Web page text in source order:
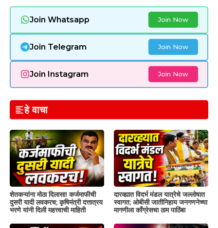
Join Whatsapp Join Now
Join Telegram Join Now
Join Instagram Join Now
हे वाचा
शेतकऱ्यांना मोठा दिलासा! कर्जमाफीची
दुसरी यादी लवकरच; कृषिमंत्री दत्तात्रय
भरणे यांनी दिली महत्त्वाची माहिती
दारव्ह्यात विदर्भ मंडल यात्रेचे जल्लोषात
स्वागत; ओबीसी जातीनिहाय जनगणनेच्या
मागणीला काँग्रेसचा ठाम पाठिंबा